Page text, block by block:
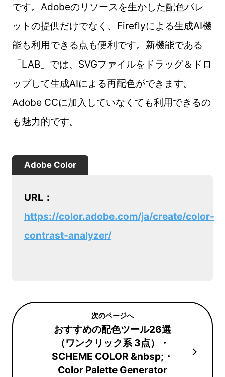
です。Adobeのリソースを生かした配色パレ
ットの提供だけでなく、Fireflyによる生成AI機
能も利用できる点も便利です。新機能である
「LAB」では、SVGファイルをドラッグ＆ドロ
ップして生成AIによる再配色ができます。
Adobe CCに加入していなくても利用できるの
も魅力的です。
Adobe Color
URL：
https://color.adobe.com/ja/create/color-
contrast-analyzer/
おすすめの配色ツール26選
（ワンクリック系 3点）・
SCHEME COLOR &nbsp;・
Color Palette Generator